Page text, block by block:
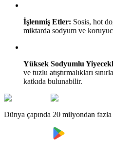
İşlenmiş Etler: Sosis, hot
miktarda sodyum ve
Yüksek Sodyumlu
ve tuzlu atıştırmalıkları
katkıda bulunabilir.
Dünya çapında 20 milyondan fazla